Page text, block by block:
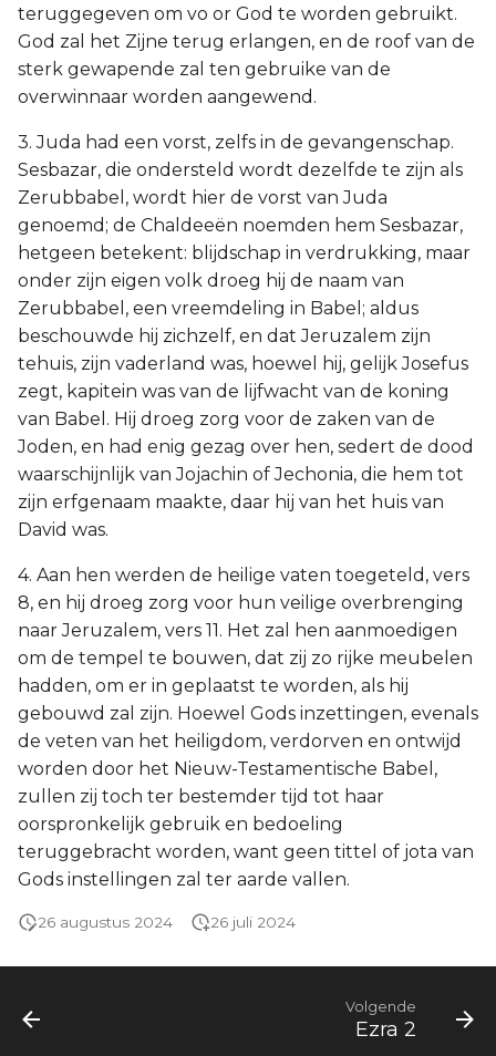
teruggegeven om vo or God te worden gebruikt.
God zal het Zijne terug erlangen, en de roof van de
sterk gewapende zal ten gebruike van de
overwinnaar worden aangewend.
3. Juda had een vorst, zelfs in de gevangenschap.
Sesbazar, die ondersteld wordt dezelfde te zijn als
Zerubbabel, wordt hier de vorst van Juda
genoemd; de Chaldeeën noemden hem Sesbazar,
hetgeen betekent: blijdschap in verdrukking, maar
onder zijn eigen volk droeg hij de naam van
Zerubbabel, een vreemdeling in Babel; aldus
beschouwde hij zichzelf, en dat Jeruzalem zijn
tehuis, zijn vaderland was, hoewel hij, gelijk Josefus
zegt, kapitein was van de lijfwacht van de koning
van Babel. Hij droeg zorg voor de zaken van de
Joden, en had enig gezag over hen, sedert de dood
waarschijnlijk van Jojachin of Jechonia, die hem tot
zijn erfgenaam maakte, daar hij van het huis van
David was.
4. Aan hen werden de heilige vaten toegeteld, vers
8, en hij droeg zorg voor hun veilige overbrenging
naar Jeruzalem, vers 11. Het zal hen aanmoedigen
om de tempel te bouwen, dat zij zo rijke meubelen
hadden, om er in geplaatst te worden, als hij
gebouwd zal zijn. Hoewel Gods inzettingen, evenals
de veten van het heiligdom, verdorven en ontwijd
worden door het Nieuw-Testamentische Babel,
zullen zij toch ter bestemder tijd tot haar
oorspronkelijk gebruik en bedoeling
teruggebracht worden, want geen tittel of jota van
Gods instellingen zal ter aarde vallen.
26 augustus 2024 26 juli 2024
Volgende
Ezra 2